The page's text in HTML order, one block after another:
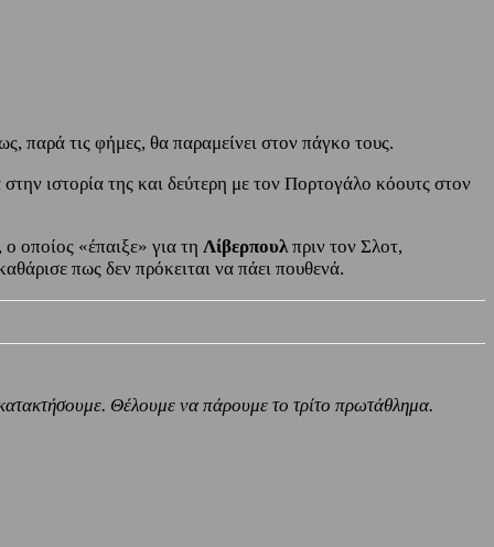
παρά τις φήμες, θα παραμείνει στον πάγκο τους.
ιστορία της και δεύτερη με τον Πορτογάλο κόουτς στον
οποίος «έπαιξε» για τη Λίβερπουλπριν τον Σλοτ,
πως δεν πρόκειται να πάει πουθενά.
Θέλουμε να πάρουμε το τρίτο πρωτάθλημα.